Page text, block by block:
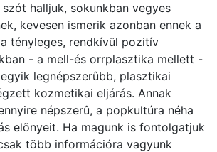
halljuk, sokunkban vegyes
kevesen ismerik azonban ennek a
tényleges, rendkívül pozitív
- a mell-és orrplasztika mellett -
legnépszerûbb, plasztikai
kozmetikai eljárás. Annak
népszerû, a popkultúra néha
elõnyeit. Ha magunk is fontolgatjuk
több információra vagyunk